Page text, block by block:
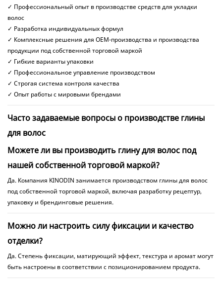
✓ Профессиональный опыт в производстве средств для укладки
волос
✓ Разработка индивидуальных формул
✓ Комплексные решения для OEM-производства и производства
продукции под собственной торговой маркой
✓ Гибкие варианты упаковки
✓ Профессиональное управление производством
✓ Строгая система контроля качества
✓ Опыт работы с мировыми брендами
Часто задаваемые вопросы о производстве глины
для волос
Можете ли вы производить глину для волос под
нашей собственной торговой маркой?
Да. Компания KINODIN занимается производством глины для волос
под собственной торговой маркой, включая разработку рецептур,
упаковку и брендинговые решения.
Можно ли настроить силу фиксации и качество
отделки?
Да. Степень фиксации, матирующий эффект, текстура и аромат могут
быть настроены в соответствии с позиционированием продукта.